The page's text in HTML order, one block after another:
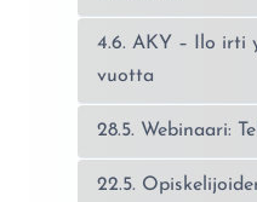
4.6. AKY – Ilo irti
vuotta
28.5. Webinaari:
22.5.